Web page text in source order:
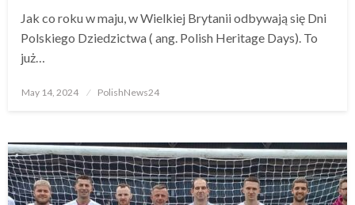
Jak co roku w maju, w Wielkiej Brytanii odbywają się Dni
Polskiego Dziedzictwa ( ang. Polish Heritage Days). To
już…
Posted
May 14, 2024 PolishNews24